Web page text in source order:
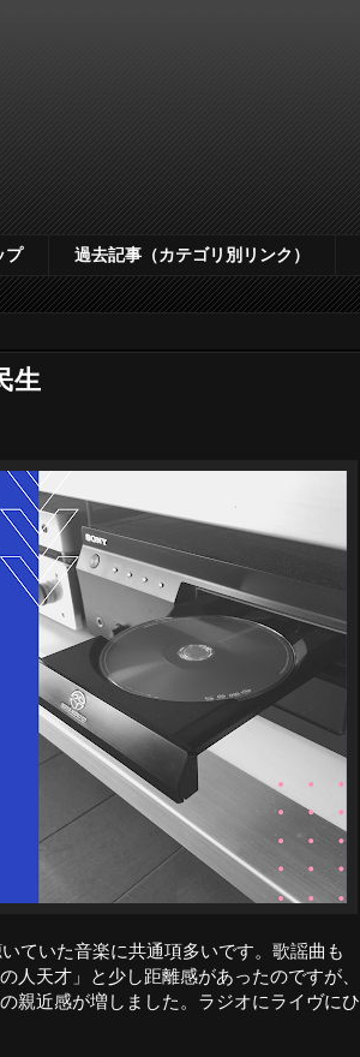
プ 過去記事（カテゴリ別リンク）
生
ていた音楽に共通項多いです。歌謡曲も
人天才」と少し距離感があったのですが、
親近感が増しました。ラジオにライヴにひ